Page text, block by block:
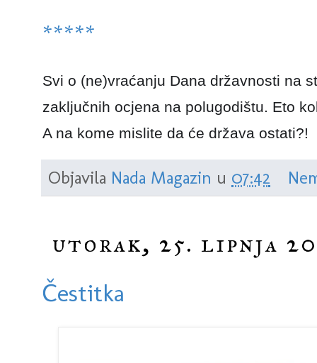
*****
Svi o (ne)vraćanju Dana državnosti na
zaključnih ocjena na polugodištu. Eto
A na kome mislite da će država ostati?!
Objavila Nada Magazin u 07:42
utorak, 25. lipnja
Čestitka